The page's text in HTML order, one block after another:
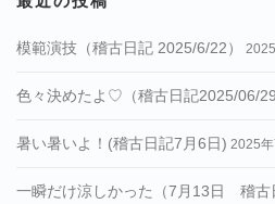
模範演技（稽古日記 2025/6/22）
色々決めたよ♡（稽古日記2025/06/29
暑い暑いよ！(稽古日記7月6日) 2025
一瞬だけ涼しかった（7月13日 稽古